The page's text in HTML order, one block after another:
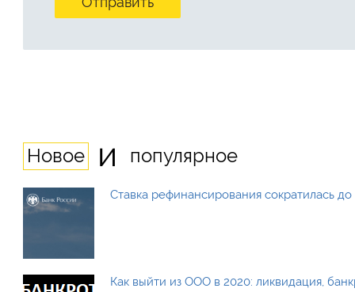
Новое и популярное
Ставка рефинансирования сократилась
Как выйти из ООО в 2020: ликвидация,